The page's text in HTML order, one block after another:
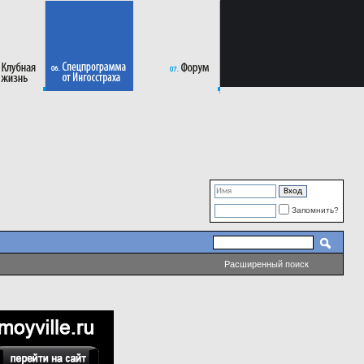
Запомнить?
Расширенный поиск